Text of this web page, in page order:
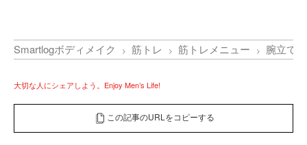
Smartlogボディメイク 筋トレ 筋トレメニュー 腕立て
大切な人にシェアしよう。Enjoy Men’s Life!
この記事のURLをコピーする